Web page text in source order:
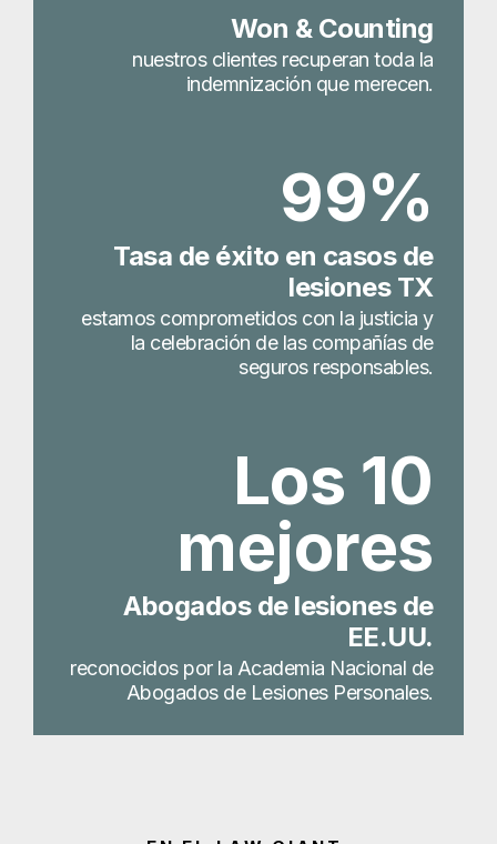
Won & Counting
nuestros clientes recuperan toda la
indemnización que merecen.
99%
Tasa de éxito en casos de
lesiones TX
estamos comprometidos con la justicia y
la celebración de las compañías de
seguros responsables.
Los 10
mejores
Abogados de lesiones de
EE.UU.
reconocidos por la Academia Nacional de
Abogados de Lesiones Personales.